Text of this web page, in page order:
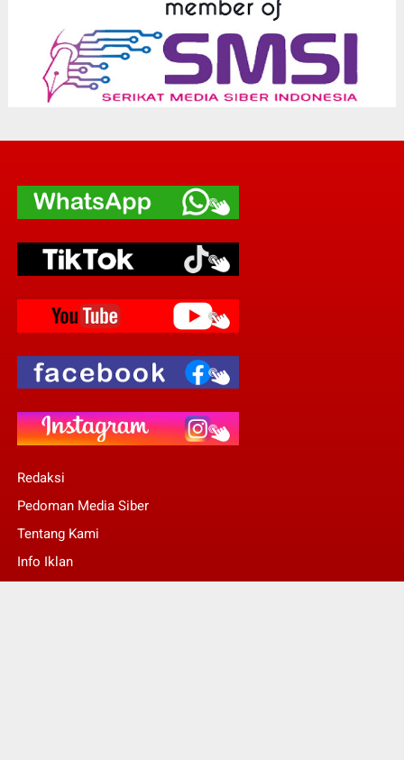
Redaksi
Pedoman Media Siber
Tentang Kami
Info Iklan